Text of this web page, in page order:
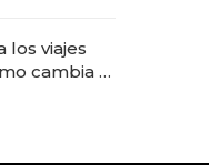
los viajes
cambia el